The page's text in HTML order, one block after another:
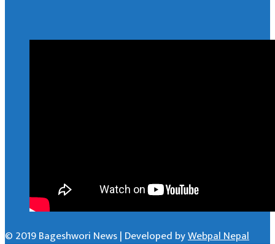
© 2019 Bageshwori News | Developed byWebpal Nepal